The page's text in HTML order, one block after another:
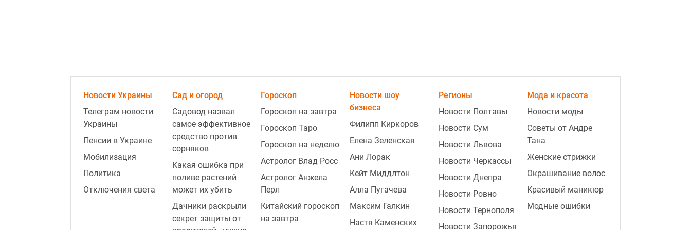
22:31
Штраф до 8 500 гривен: за что
могут наказать владельцев собак
и кошек в августе
22:07
Не только соль — что предвещает
рассыпанная гречка и сахар, и как
Новости Украины
Телеграм новости
Украины
Пенсии в Украине
Мобилизация
Политика
Отключения света
Сад и огород
Садовод назвал
самое эффективное
средство против
сорняков
Какая ошибка при
поливе растений
может их убить
Дачники раскрыли
секрет защиты от
Гороскоп
Гороскоп на завтра
Гороскоп Таро
Гороскоп на неделю
Астролог Влад Росс
Астролог Анжела
Перл
Китайский гороскоп
на завтра
Новости шоу
бизнеса
Филипп Киркоров
Елена Зеленская
Ани Лорак
Кейт Миддлтон
Алла Пугачева
Максим Галкин
Настя Каменских
Регионы
Новости Полтавы
Новости Сум
Новости Львова
Новости Черкассы
Новости Днепра
Новости Ровно
Новости Тернополя
Новости Запорожья
Мода и красота
Новости моды
Советы от Андре
Тана
Женские стрижки
Окрашивание волос
Красивый маникюр
Модные ошибки